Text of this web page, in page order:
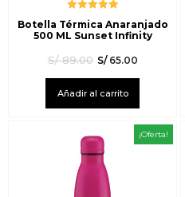
Botella Térmica Anaranjado
500 ML Sunset Infinity
S/89.00 S/65.00
Añadir al carrito
Valorado
con5.00 de
5
¡Oferta!